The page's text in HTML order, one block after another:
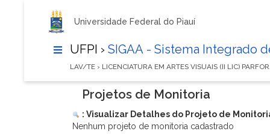
Universidade Federal do Piauí
UFPI › SIGAA - Sistema Integrado
LAV/TE › LICENCIATURA EM ARTES VISUAIS (II LIC)
Projetos de Monitoria
: Visualizar Detalhes do Projeto de
Nenhum projeto de monitoria cadastrado